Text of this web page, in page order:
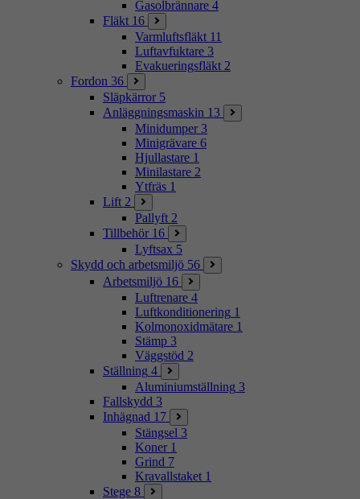
Gasolbrännare 4
Fläkt 16
Varmluftsfläkt 11
Luftavfuktare 3
Evakueringsfläkt 2
Fordon 36
Släpkärror 5
Anläggningsmaskin 13
Minidumper 3
Minigrävare 6
Hjullastare 1
Minilastare 2
Ytfräs 1
Lift 2
Pallyft 2
Tillbehör 16
Lyftsax 5
Skydd och arbetsmiljö 56
Arbetsmiljö 16
Luftrenare 4
Luftkonditionering 1
Kolmonoxidmätare 1
Stämp 3
Väggstöd 2
Ställning 4
Aluminiumställning 3
Fallskydd 3
Inhägnad 17
Stängsel 3
Koner 1
Grind 7
Kravallstaket 1
Stege 8